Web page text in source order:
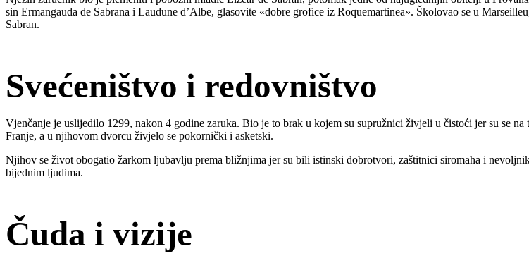
sin Ermangauda de Sabrana i Laudune d’Albe, glasovite «dobre grofice iz Roquemartinea». Školovao se u
Sabran.
Svećeništvo i redovništvo
Vjenčanje je uslijedilo 1299, nakon 4 godine zaruka. Bio je to brak u kojem su supružnici živjeli u čistoći jer su se
Franje, a u njihovom dvorcu živjelo se pokornički i asketski.
Njihov se život obogatio žarkom ljubavlju prema bližnjima jer su bili istinski dobrotvori, zaštitnici siromaha i
bijednim ljudima.
Čuda i vizije